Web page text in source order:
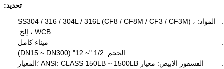
تحديد:
المواد: SS304 / 316 / 304L / 316L (CF8 / CF8M / CF3 / CF3M) ،
WCB ، إلخ.
ميناء كامل
الحجم: 1/2 "~ 12" (DN15 ~ DN300)
الفسفور الابيض: معيار ANSI: CLASS 150LB ~ 1500LB ؛المعيار